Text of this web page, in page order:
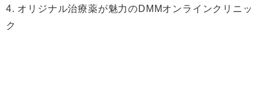
4. オリジナル治療薬が魅力のDMMオンラインクリニッ
ク